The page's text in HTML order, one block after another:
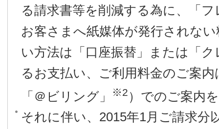
る請求書等を削減する為に、「
お客さまへ紙媒体が発行されな
い方法は「口座振替」または「
るお支払い、ご利用料金のご案
「＠ビリング」
※2 ）でのご案内
それに伴い、2015年1月ご請求分